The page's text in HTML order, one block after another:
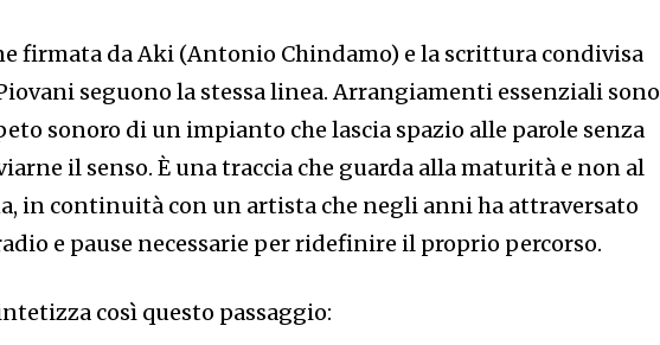
firmata da Aki (Antonio Chindamo) e la scrittura condivisa
seguono la stessa linea. Arrangiamenti essenziali
sonoro di un impianto che lascia spazio alle parole senza
il senso. È una traccia che guarda alla maturità e non al
in continuità con un artista che negli anni ha attraversato
e pause necessarie per ridefinire il proprio percorso.
così questo passaggio: